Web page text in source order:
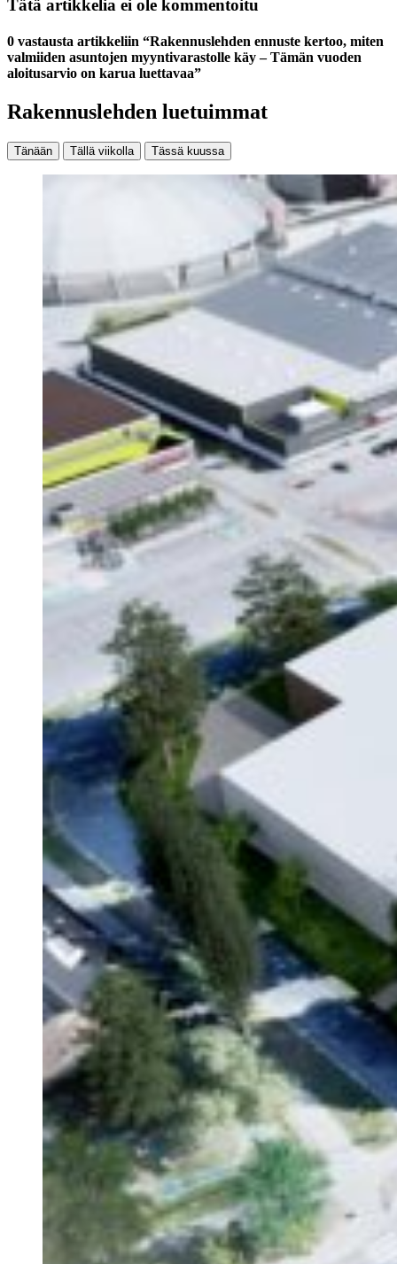
Tätä artikkelia ei ole kommentoitu
0 vastausta artikkeliin “Rakennuslehden ennuste kertoo, miten
valmiiden asuntojen myyntivarastolle käy – Tämän vuoden
aloitusarvio on karua luettavaa”
Rakennuslehden luetuimmat
Tänään Tällä viikolla Tässä kuussa